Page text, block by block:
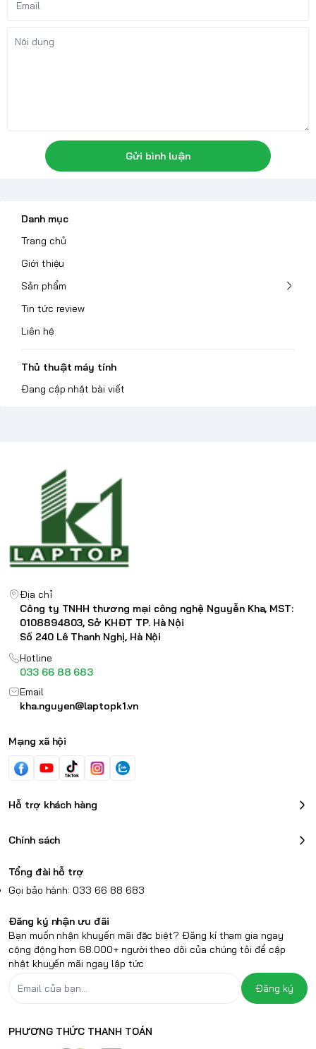
Gửi bình luận
Danh mục
Trang chủ
Giới thiệu
Sản phẩm
Tin tức review
Liên hệ
Thủ thuật máy tính
Đang cập nhật bài viết
Địa chỉ
Công ty TNHH thương mại công nghệ Nguyễn Kha, MST:
0108894803, Sở KHĐT TP. Hà Nội
Số 240 Lê Thanh Nghị, Hà Nội
Hotline
033 66 88 683
Email
kha.nguyen@laptopk1.vn
Mạng xã hội
Hỗ trợ khách hàng
Chính sách
Tổng đài hỗ trợ
Gọi bảo hành: 033 66 88 683
Đăng ký nhận ưu đãi
Bạn muốn nhận khuyến mãi đặc biệt? Đăng kí tham gia ngay
cộng động hơn 68.000+ người theo dõi của chúng tôi để cập
nhật khuyến mãi ngay lập tức
Đăng ký
PHƯƠNG THỨC THANH TOÁN